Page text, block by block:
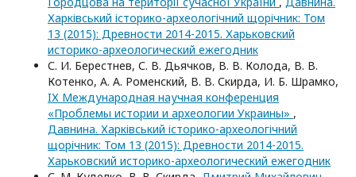
Харківський історико-археологічний щорічник: Том
13 (2015): Древности 2014-2015. Харьковский
историко-археологический ежегодник
С. И. Берестнев, С. В. Дьячков, В. В. Колода, В. В.
Котенко, А. А. Роменский, В. В. Скирда, И. Б. Шрамко,
IХ Международная научная конференция
«Проблемы истории и археологии Украины» ,
Давнина. Харківський історико-археологічний
щорічник: Том 13 (2015): Древности 2014-2015.
Харьковский историко-археологический ежегодник